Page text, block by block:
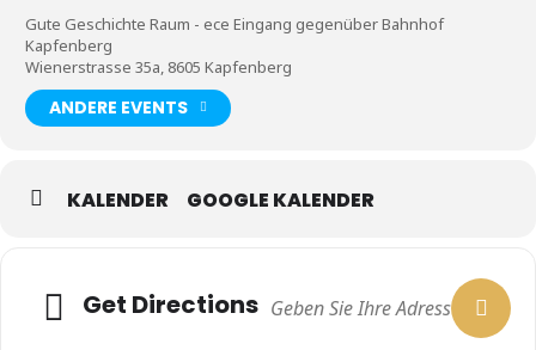
Gute Geschichte Raum - ece Eingang gegenüber Bahnhof
Kapfenberg
Wienerstrasse 35a, 8605 Kapfenberg
ANDERE EVENTS
KALENDER GOOGLE KALENDER
Get Directions